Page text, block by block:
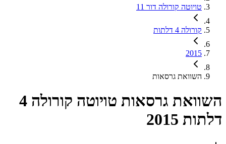
טויוטה קורולה דור 11
קורולה 4 דלתות
2015
השוואת גרסאות
השוואת גרסאות
טויוטה קורולה 4
דלתות 2015